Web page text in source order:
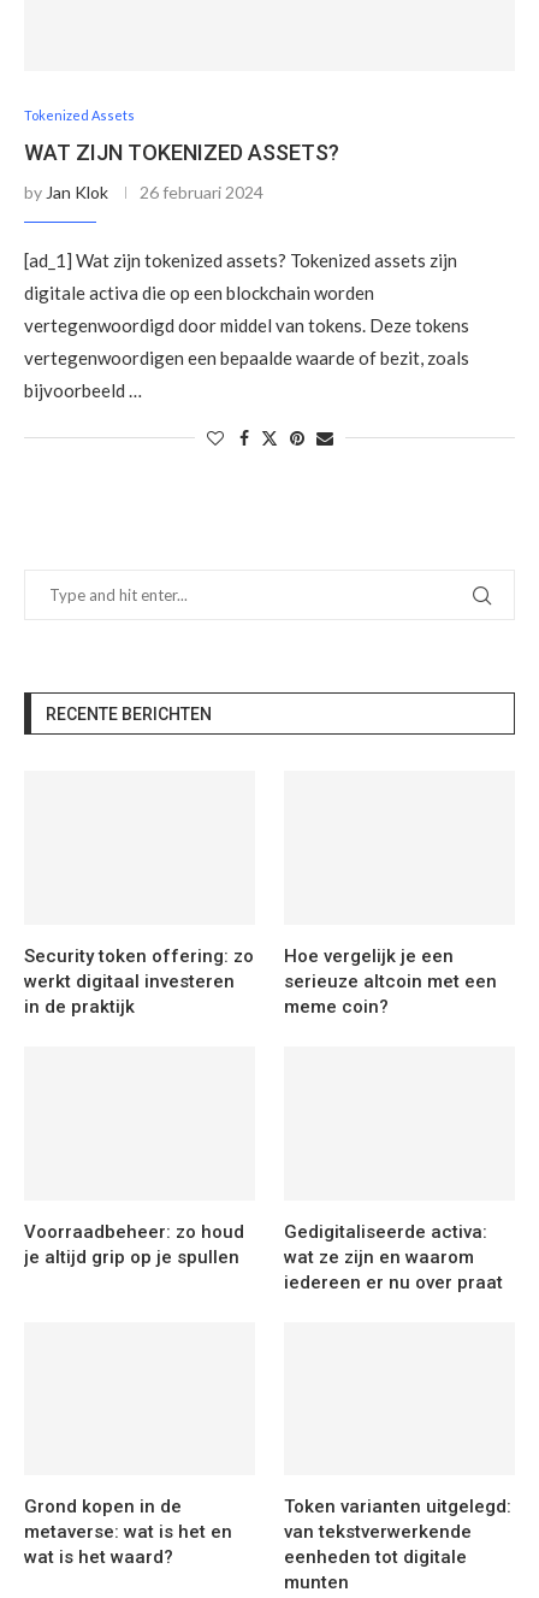
Tokenized Assets
WAT ZIJN TOKENIZED ASSETS?
by Jan Klok 26 februari 2024
[ad_1] Wat zijn tokenized assets? Tokenized assets zijn
digitale activa die op een blockchain worden
vertegenwoordigd door middel van tokens. Deze tokens
vertegenwoordigen een bepaalde waarde of bezit, zoals
bijvoorbeeld …
RECENTE BERICHTEN
Security token offering: zo
werkt digitaal investeren
in de praktijk
Hoe vergelijk je een
serieuze altcoin met een
meme coin?
Voorraadbeheer: zo houd
je altijd grip op je spullen
Gedigitaliseerde activa:
wat ze zijn en waarom
iedereen er nu over praat
Grond kopen in de
metaverse: wat is het en
wat is het waard?
Token varianten uitgelegd:
van tekstverwerkende
eenheden tot digitale
munten